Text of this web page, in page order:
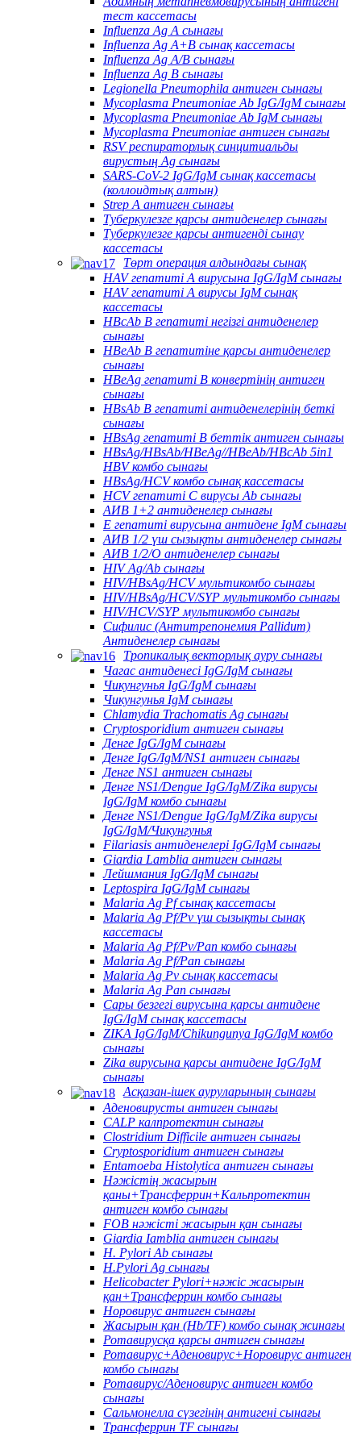
тест кассетасы
Influenza Ag A сынағы
Influenza Ag A+B сынақ кассетасы
Influenza Ag A/B сынағы
Influenza Ag B сынағы
Legionella Pneumophila антиген сынағы
Mycoplasma Pneumoniae Ab IgG/IgM сынағы
Mycoplasma Pneumoniae Ab IgM сынағы
Mycoplasma Pneumoniae антиген сынағы
RSV респираторлық синцитиальды
вирустың Ag сынағы
SARS-CoV-2 IgG/IgM сынақ кассетасы
(коллоидтық алтын)
Strep A антиген сынағы
Туберкулезге қарсы антиденелер сынағы
Туберкулезге қарсы антигенді сынау
кассетасы
Төрт операция алдындағы сынақ
HAV гепатиті А вирусына IgG/IgM сынағы
HAV гепатиті А вирусы IgM сынақ
кассетасы
HBcAb В гепатиті негізгі антиденелер
сынағы
HBeAb В гепатитіне қарсы антиденелер
сынағы
HBeAg гепатиті В конвертінің антиген
сынағы
HBsAb В гепатиті антиденелерінің беткі
сынағы
HBsAg гепатиті В беттік антиген сынағы
HBsAg/HBsAb/HBeAg//HBeAb/HBcAb 5in1
HBV комбо сынағы
HBsAg/HCV комбо сынақ кассетасы
HCV гепатиті С вирусы Ab сынағы
АИВ 1+2 антиденелер сынағы
Е гепатиті вирусына антидене IgM сынағы
АИВ 1/2 үш сызықты антиденелер сынағы
АИВ 1/2/O антиденелер сынағы
HIV Ag/Ab сынағы
HIV/HBsAg/HCV мультикомбо сынағы
HIV/HBsAg/HCV/SYP мультикомбо сынағы
HIV/HCV/SYP мультикомбо сынағы
Сифилис (Антитрепонемия Pallidum)
Антиденелер сынағы
Тропикалық векторлық ауру сынағы
Чагас антиденесі IgG/IgM сынағы
Чикунгунья IgG/IgM сынағы
Чикунгунья IgM сынағы
Chlamydia Trachomatis Ag сынағы
Cryptosporidium антиген сынағы
Денге IgG/IgM сынағы
Денге IgG/IgM/NS1 антиген сынағы
Денге NS1 антиген сынағы
Денге NS1/Dengue IgG/IgM/Zika вирусы
IgG/IgM комбо сынағы
Денге NS1/Dengue IgG/IgM/Zika вирусы
IgG/IgM/Чикунгунья
Filariasis антиденелері IgG/IgM сынағы
Giardia Lamblia антиген сынағы
Лейшмания IgG/IgM сынағы
Leptospira IgG/IgM сынағы
Malaria Ag Pf сынақ кассетасы
Malaria Ag Pf/Pv үш сызықты сынақ
кассетасы
Malaria Ag Pf/Pv/Pan комбо сынағы
Malaria Ag Pf/Pan сынағы
Malaria Ag Pv сынақ кассетасы
Malaria Ag Pan сынағы
Сары безгегі вирусына қарсы антидене
IgG/IgM сынақ кассетасы
ZIKA IgG/IgM/Chikungunya IgG/IgM комбо
сынағы
Zika вирусына қарсы антидене IgG/IgM
сынағы
Асқазан-ішек ауруларының сынағы
Аденовирусты антиген сынағы
CALP калпротектин сынағы
Clostridium Difficile антиген сынағы
Cryptosporidium антиген сынағы
Entamoeba Histolytica антиген сынағы
Нәжістің жасырын
қаны+Трансферрин+Кальпротектин
антиген комбо сынағы
FOB нәжісті жасырын қан сынағы
Giardia Iamblia антиген сынағы
H. Pylori Ab сынағы
H.Pylori Ag сынағы
Helicobacter Pylori+нәжіс жасырын
қан+Трансферрин комбо сынағы
Норовирус антиген сынағы
Жасырын қан (Hb/TF) комбо сынақ жинағы
Ротавирусқа қарсы антиген сынағы
Ротавирус+Аденовирус+Норовирус антиген
комбо сынағы
Ротавирус/Аденовирус антиген комбо
сынағы
Сальмонелла сүзегінің антигені сынағы
Трансферрин TF сынағы